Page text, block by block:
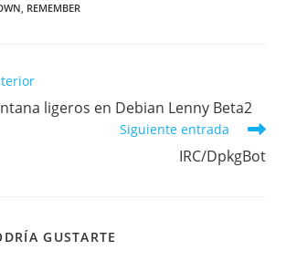
, REMEMBER
ligeros en Debian Lenny Beta2
Siguiente entrada
IRC/DpkgBot
GUSTARTE